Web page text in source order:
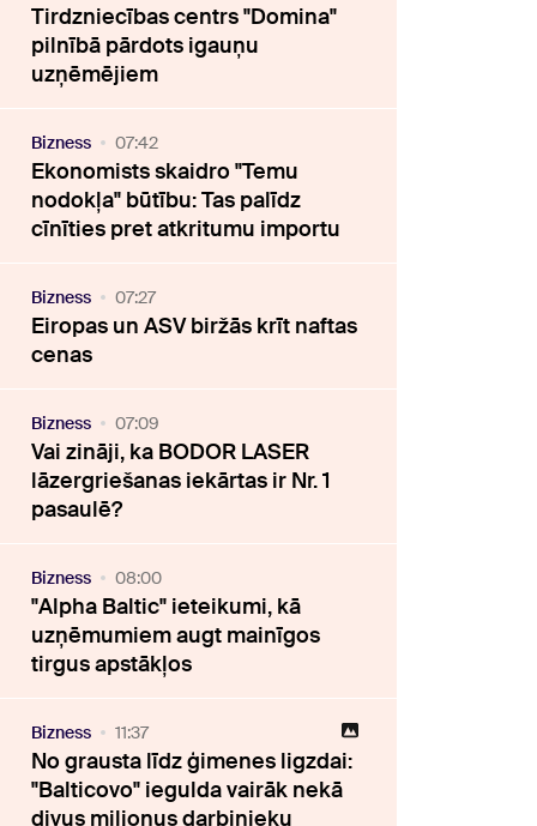
Tirdzniecības centrs "Domina"
pilnībā pārdots igauņu
uzņēmējiem
Bizness 07:42
Ekonomists skaidro "Temu
nodokļa" būtību: Tas palīdz
cīnīties pret atkritumu importu
Bizness 07:27
Eiropas un ASV biržās krīt naftas
cenas
Bizness 07:09
Vai zināji, ka BODOR LASER
lāzergriešanas iekārtas ir Nr. 1
pasaulē?
Bizness 08:00
"Alpha Baltic" ieteikumi, kā
uzņēmumiem augt mainīgos
tirgus apstākļos
Bizness 11:37
No grausta līdz ģimenes ligzdai:
"Balticovo" iegulda vairāk nekā
divus miljonus darbinieku